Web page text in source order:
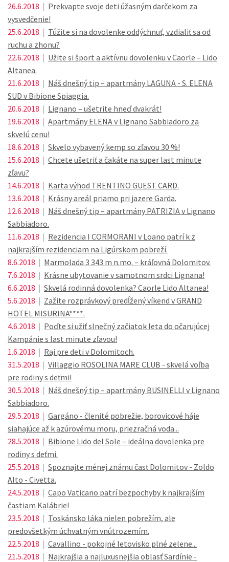
26.6.2018 | Prekvapte svoje deti úžasným darčekom za
vysvedčenie!
25.6.2018 | Túžite si na dovolenke oddýchnuť, vzdialiť sa od
ruchu a zhonu?
22.6.2018 | Užite si šport a aktívnu dovolenku v Caorle – Lido
Altanea.
21.6.2018 | Náš dnešný tip – apartmány LAGUNA - S. ELENA
SUD v Bibione Spiaggia.
20.6.2018 | Lignano – ušetrite hneď dvakrát!
19.6.2018 | Apartmány ELENA v Lignano Sabbiadoro za
skvelú cenu!
18.6.2018 | Skvelo vybavený kemp so zľavou 30 %!
15.6.2018 | Chcete ušetriť a čakáte na super last minute
zľavu?
14.6.2018 | Karta výhod TRENTINO GUEST CARD.
13.6.2018 | Krásny areál priamo pri jazere Garda.
12.6.2018 | Náš dnešný tip – apartmány PATRIZIA v Lignano
Sabbiadoro.
11.6.2018 | Rezidencia I CORMORANI v Loano patrí k z
najkrajším rezidenciam na Ligúrskom pobreží.
8.6.2018 | Marmolada 3 343 m n.mo. – kráľovná Dolomitov.
7.6.2018 | Krásne ubytovanie v samotnom srdci Lignana!
6.6.2018 | Skvelá rodinná dovolenka? Caorle Lido Altanea!
5.6.2018 | Zažite rozprávkový predĺžený víkend v GRAND
HOTEL MISURINA****.
4.6.2018 | Poďte si užiť slnečný začiatok leta do očarujúcej
Kampánie s last minute zľavou!
1.6.2018 | Raj pre deti v Dolomitoch.
31.5.2018 | Villaggio ROSOLINA MARE CLUB - skvelá voľba
pre rodiny s deťmi!
30.5.2018 | Náš dnešný tip – apartmány BUSINELLI v Lignano
Sabbiadoro.
29.5.2018 | Gargáno - členité pobrežie, borovicové háje
siahajúce až k azúrovému moru, priezračná voda...
28.5.2018 | Bibione Lido del Sole – ideálna dovolenka pre
rodiny s deťmi.
25.5.2018 | Spoznajte ménej známu časť Dolomitov - Zoldo
Alto - Civetta.
24.5.2018 | Capo Vaticano patrí bezpochyby k najkrajším
častiam Kalábrie!
23.5.2018 | Toskánsko láka nielen pobrežím, ale
predovšetkým úchvatným vnútrozemím.
22.5.2018 | Cavallino - pokojné letovisko plné zelene...
21.5.2018 | Najkrajšia a najluxusnejšia oblasť Sardínie -